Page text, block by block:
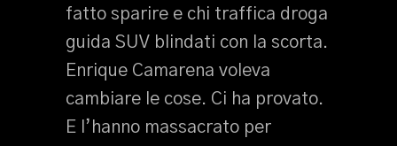
fatto sparire e chi traffica droga
guida SUV blindati con la scorta.
Enrique Camarena voleva
cambiare le cose. Ci ha provato.
E l’hanno massacrato per